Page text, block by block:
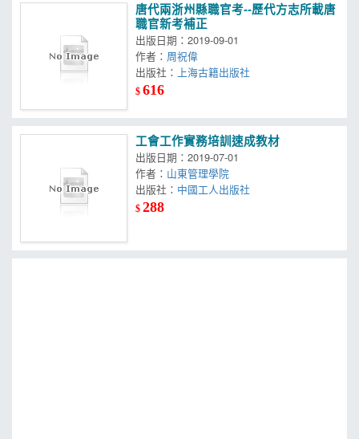
唐代兩浙州縣職官考--歷代方志所載唐
職官新考補正
出版日期：2019-09-01
作者： 周祝偉
出版社： 上海古籍出版社
$616
工會工作實務培訓速成教材
出版日期：2019-07-01
作者： 山東管理學院
出版社： 中國工人出版社
$288